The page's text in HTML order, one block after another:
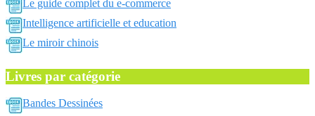
Le guide complet du e-commerce
Intelligence artificielle et education
Le miroir chinois
Livres par catégorie
Bandes Dessinées